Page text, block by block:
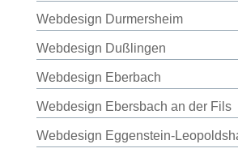
Webdesign Durmersheim
Webdesign Dußlingen
Webdesign Eberbach
Webdesign Ebersbach an der Fils
Webdesign Eggenstein-